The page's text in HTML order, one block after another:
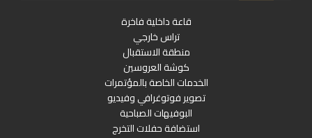
قاعة داخلية فاخرة
تراس خارجي
منطقة الاستقبال
كوشة العروسين
الخدمات الخاصة بالمؤتمرات
تصوير فوتوغرافي وفيديو
البوفيهات الصباحية
استضافة حفلات التخرج